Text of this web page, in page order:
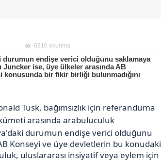
6316 okunma
endişe verici olduğunu saklamaya
ise, üye ülkeler arasında AB
bir fikir birliği bulunmadığını
Tusk, bağımsızlık için referanduma
arasında arabuluculuk
durumun endişe verici olduğunu
Konseyi ve üye devletlerin bu konudaki
uluslararası insiyatif veya eylem için